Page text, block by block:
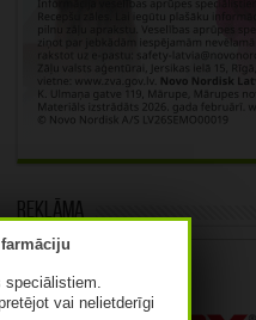
Reklāma
vai nelietderīgi